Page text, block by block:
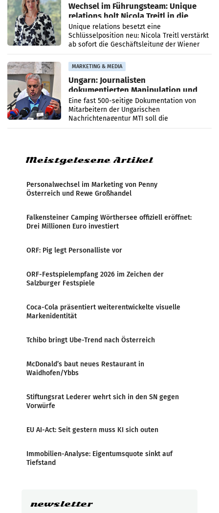
Wechsel im Führungsteam: Unique
relations holt Nicola Treitl in die
Geschäftsleitung
Unique relations besetzt eine
Schlüsselposition neu: Nicola Treitl verstärkt
ab sofort die Geschäftsleitung der Wiener
PR-Agentur an der Seite von Josef Kalina und
Anna Kalina-Mahr.
MARKETING & MEDIA
Ungarn: Journalisten
dokumentierten Manipulation und
Zensur
Eine fast 500-seitige Dokumentation von
Mitarbeitern der Ungarischen
Nachrichtenagentur MTI soll die
systematische Nachrichten-Manipulation und
Meistgelesene Artikel
Personalwechsel im Marketing von Penny
Österreich und Rewe Großhandel
Falkensteiner Camping Wörthersee offiziell eröffnet:
Drei Millionen Euro investiert
ORF: Pig legt Personalliste vor
ORF-Festspielempfang 2026 im Zeichen der
Salzburger Festspiele
Coca-Cola präsentiert weiterentwickelte visuelle
Markenidentität
Tchibo bringt Ube-Trend nach Österreich
McDonald’s baut neues Restaurant in
Waidhofen/Ybbs
Stiftungsrat Lederer wehrt sich in den SN gegen
Vorwürfe
EU AI-Act: Seit gestern muss KI sich outen
Immobilien-Analyse: Eigentumsquote sinkt auf
Tiefstand
newsletter